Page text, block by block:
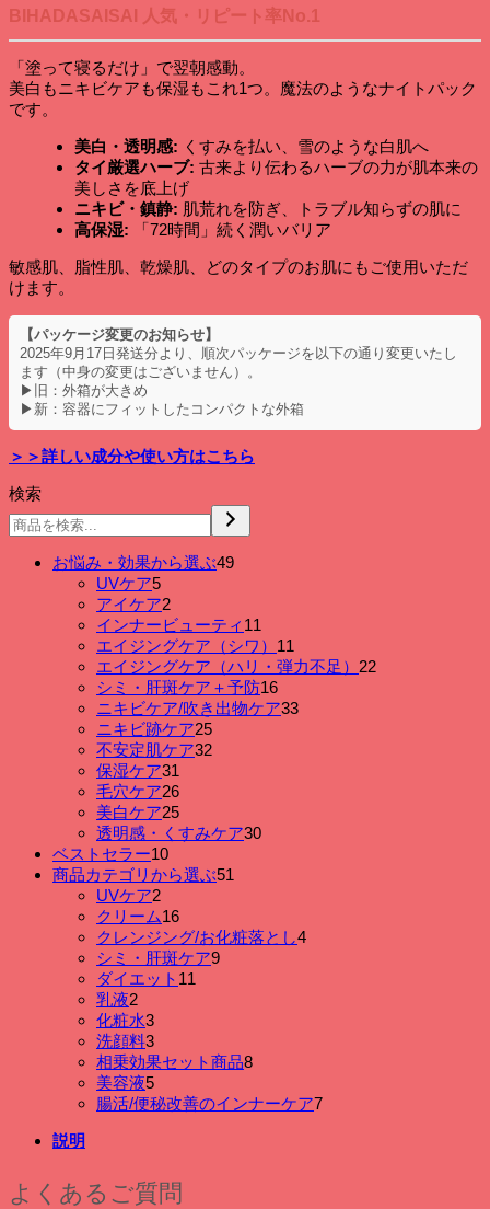
ピ
ン
グ
マ
ス
ク
て
寝
け・
集
中
美
白
＆
時
間
保
BIHADASAISAI 人気・リピート率No.1
「塗って寝るだけ」で翌朝感動。
美白もニキビケアも保湿もこれ1つ。魔法のようなナイトパック
です。
美白・透明感: くすみを払い、雪のような白肌へ
タイ厳選ハーブ: 古来より伝わるハーブの力が肌本来の
美しさを底上げ
ニキビ・鎮静: 肌荒れを防ぎ、トラブル知らずの肌に
高保湿: 「72時間」続く潤いバリア
敏感肌、脂性肌、乾燥肌、どのタイプのお肌にもご使用いただ
けます。
【パッケージ変更のお知らせ】
2025年9月17日発送分より、順次パッケージを以下の通り変更いたし
ます（中身の変更はございません）。
▶旧：外箱が大きめ
▶新：容器にフィットしたコンパクトな外箱
＞＞詳しい成分や使い方はこちら
検索
お悩み・効果から選ぶ4949
商
品
UVケア55
個
の
商
品
アイケア22
個
の
商
品
インナービューティ 11
個
の
商
品
エイジングケア（シワ） 11
個
商
エイジングケア（ハリ・弾力不足） 2222
シミ・肝斑ケア＋予防1616
個
ニキビケア/吹き出物ケア3333
ニキビ跡ケア2525
個
不安定肌ケア3232
品
保湿ケア31
個
の
商
毛穴ケア2626
個
の
品
美白ケア2525
個
商
透明感・くすみケア3030
ベストセラー1010
個
商
品
商品カテゴリから選ぶ51
商
UVケア22
個
の
商
品
クリーム1616
個
の
商
クレンジング/お化粧落とし44
シミ・肝斑ケア99
ダイエット 11
品
乳液22
個
の
商
品
化粧水33
個
の
商
品
洗顔料33
個
の
商
相乗効果セット商品88
の
美容液55
個
腸活/便秘改善のインナーケア77
説明
よくあるご質問